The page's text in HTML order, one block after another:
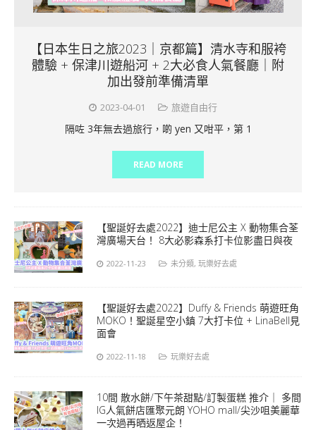
【日本生日之旅2023｜京都篇】清水寺和服袴
體驗 + 保津川遊船河 + 2大必食人氣餐廳｜附
加出發前準備清單
2023-04-01 旅遊自由行
隔咗 3年無去過旅行，啲 yen 又咁平，第 1
READ MORE
【聖誕好去處2022】迪士尼公主 X 動物集合荃
灣廣場天台！ 8大必影森系打卡位影盡日與夜
2022-11-23 未分類, 玩樂好去處
【聖誕好去處2022】Duffy & Friends 萌遊旺角
MOKO！聖誕星空小鎮 7大打卡位 + LinaBell見
面會
2022-11-18 玩樂好去處
10間 散水餅/下午茶甜點/訂製蛋糕 推介｜ 多間
IG人氣餅店匯聚元朗 YOHO mall/尖沙咀美麗華
一次過再晒返屋企！